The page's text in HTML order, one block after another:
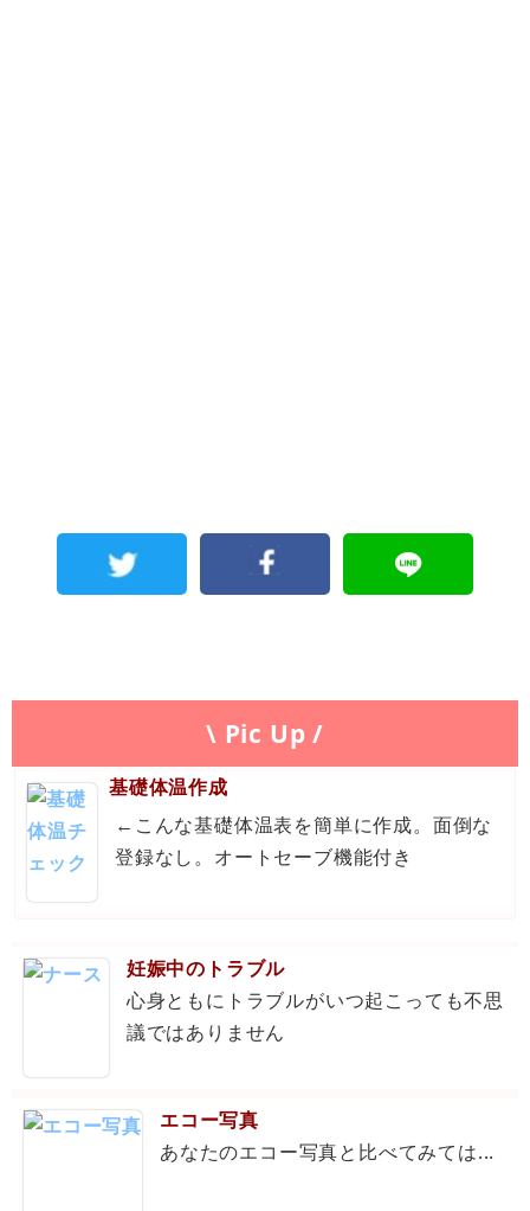
\ Pic Up /
基礎体温作成
←こんな基礎体温表を簡単に作成。面倒な
登録なし。オートセーブ機能付き
妊娠中のトラブル
心身ともにトラブルがいつ起こっても不思
議ではありません
エコー写真
あなたのエコー写真と比べてみては...